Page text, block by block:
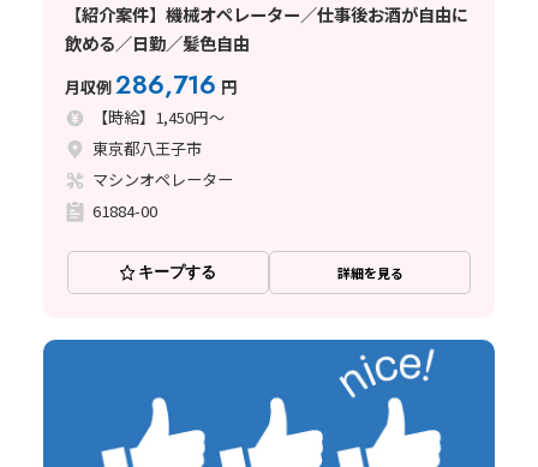
【紹介案件】機械オペレーター／仕事後お酒が自由に
飲める／日勤／髪色自由
月収例286,716 円
【時給】1,450円～
東京都八王子市
マシンオペレーター
61884-00
キープする 詳細を見る